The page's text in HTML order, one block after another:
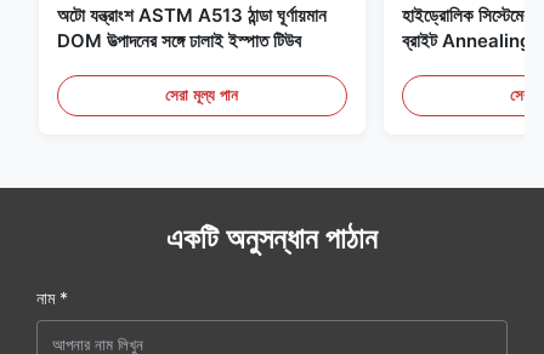
অটো যন্ত্রাংশ ASTM A513 ঠান্ডা ঘূর্ণায়মান
DOM উত্পাদনের সঙ্গে ঢালাই ইস্পাত টিউব
সেরা মূল্য পান
হাইড্রোলিক সিস্টেমের
ব্রাইট Annealing
সেরা
একটি অনুসন্ধান পাঠান
নাম *